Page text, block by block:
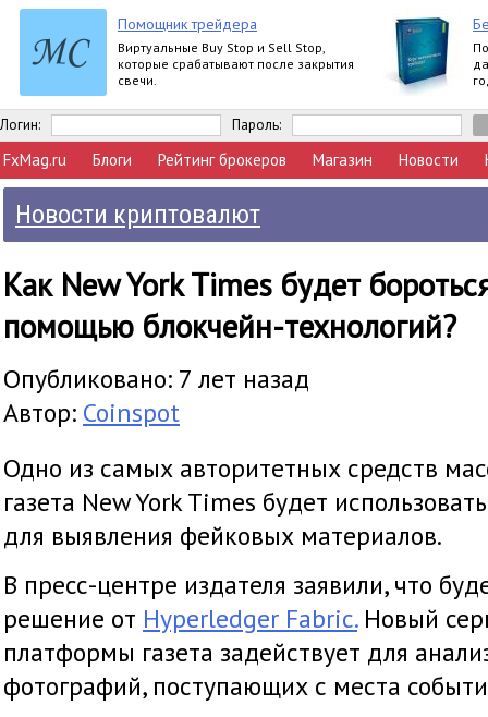
Помощник трейдера
Виртуальные Buy Stop и Sell Stop,
которые срабатывают после закрытия
свечи.
Логин: Пароль:
FxMag.ru Блоги Рейтинг брокеров Магазин Новости
Новости криптовалют
Как New York Times будет
помощью блокчейн-технологий?
Опубликовано: 7 лет назад
Автор: Coinspot
Одно из самых авторитетных средств
газета New York Times будет
для выявления фейковых материалов.
В пресс-центре издателя заявили, что
решение от Hyperledger Fabric.Новый
платформы газета задействует для
фотографий, поступающих с места